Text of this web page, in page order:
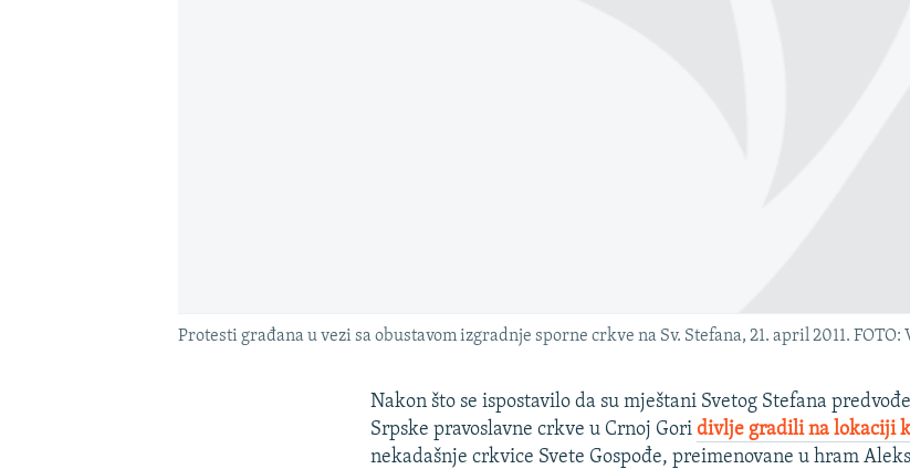
Protesti građana u vezi sa obustavom izgradnje sporne crkve na Sv. Stefana, 21. april 2011. FOTO:
Nakon što se ispostavilo da su mještani Svetog Stefana
Srpske pravoslavne crkve u Crnoj Goridivlje gradili na lokaciji
nekadašnje crkvice Svete Gospođe, preimenovane u hram